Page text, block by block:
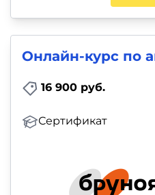
Онлайн-курс по
16 900 руб.
Сертификат